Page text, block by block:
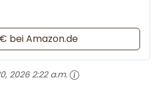
bei Amazon.de
2026 2:22 a.m.